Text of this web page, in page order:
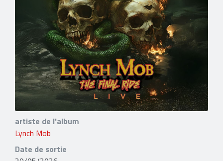
artiste de l'album
Lynch Mob
Date de sortie